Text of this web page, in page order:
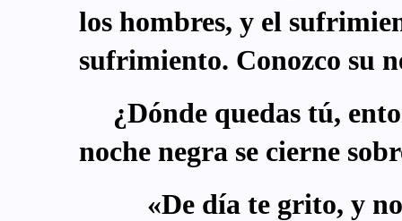
los hombres, y el
sufrimiento. Conozco su
¿Dónde quedas tú,
noche negra se cierne
«De día te grito, y